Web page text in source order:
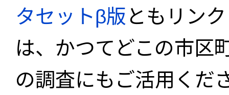
タセットβ版ともリン
は、かつてどこの市区
の調査にもご活用くだ